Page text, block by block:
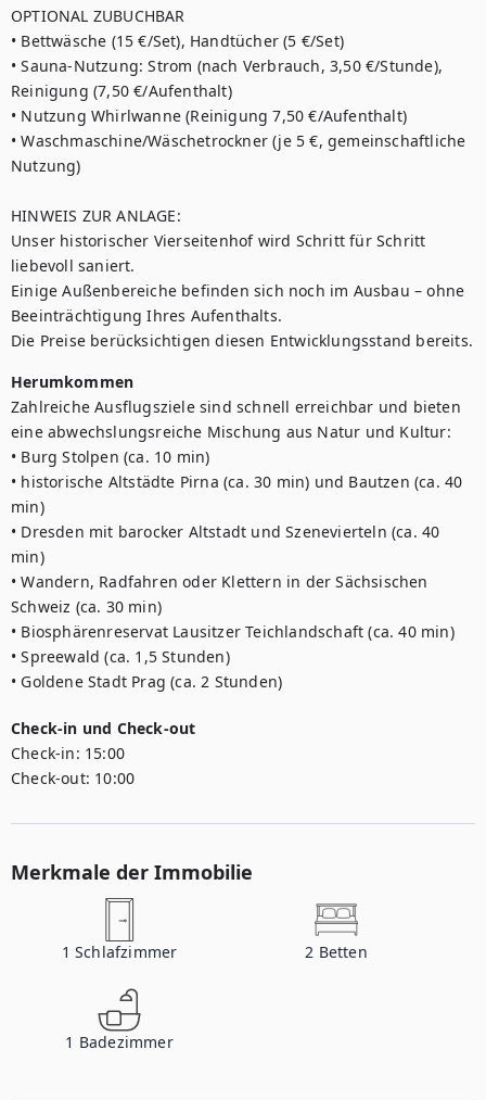
OPTIONAL ZUBUCHBAR
• Bettwäsche (15 €/Set), Handtücher (5 €/Set)
• Sauna-Nutzung: Strom (nach Verbrauch, 3,50 €/Stunde),
Reinigung (7,50 €/Aufenthalt)
• Nutzung Whirlwanne (Reinigung 7,50 €/Aufenthalt)
• Waschmaschine/Wäschetrockner (je 5 €, gemeinschaftliche
Nutzung)
HINWEIS ZUR ANLAGE:
Unser historischer Vierseitenhof wird Schritt für Schritt
liebevoll saniert.
Einige Außenbereiche befinden sich noch im Ausbau – ohne
Beeinträchtigung Ihres Aufenthalts.
Die Preise berücksichtigen diesen Entwicklungsstand bereits.
Herumkommen
Zahlreiche Ausflugsziele sind schnell erreichbar und bieten
eine abwechslungsreiche Mischung aus Natur und Kultur:
• Burg Stolpen (ca. 10 min)
• historische Altstädte Pirna (ca. 30 min) und Bautzen (ca. 40
min)
• Dresden mit barocker Altstadt und Szenevierteln (ca. 40
min)
• Wandern, Radfahren oder Klettern in der Sächsischen
Schweiz (ca. 30 min)
• Biosphärenreservat Lausitzer Teichlandschaft (ca. 40 min)
• Spreewald (ca. 1,5 Stunden)
• Goldene Stadt Prag (ca. 2 Stunden)
Check-in und Check-out
Check-in: 15:00
Check-out: 10:00
Merkmale der Immobilie
1 Schlafzimmer 2 Betten
1 Badezimmer